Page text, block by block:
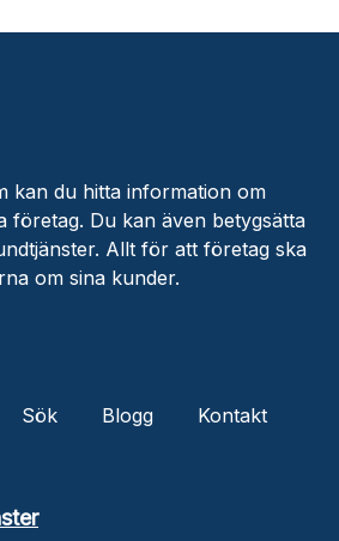
kan du hitta information om
företag. Du kan även betygsätta
Allt för att företag ska
om sina kunder.
Sök Blogg
Kontakt